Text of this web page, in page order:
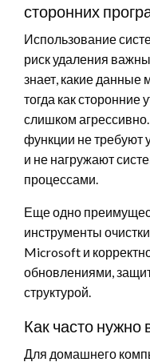
сторонних
Использование
риск удаления
знает, какие данные
тогда как сторонние
слишком
функции не требуют
и не нагружают
процессами.
Еще одно
инструменты
Microsoft и
обновлениями,
структурой.
Как часто нужно
Для домашнего